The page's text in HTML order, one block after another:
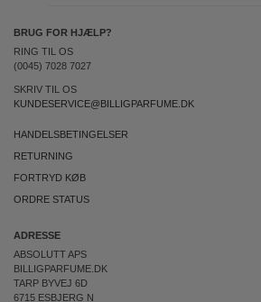
BRUG FOR HJÆLP?
RING TIL OS
(0045) 7028 7027
SKRIV TIL OS
KUNDESERVICE@BILLIGPARFUME.DK
HANDELSBETINGELSER
RETURNING
FORTRYD KØB
ORDRE STATUS
ADRESSE
ABSOLUTT APS
BILLIGPARFUME.DK
TARP BYVEJ 6D
6715 ESBJERG N